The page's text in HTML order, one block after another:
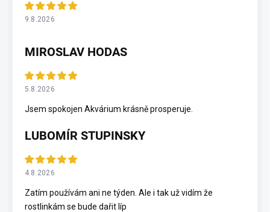
9.8.2026
MIROSLAV HODAS
5.8.2026
Jsem spokojen Akvárium krásně prosperuje.
LUBOMÍR STUPINSKY
4.8.2026
Zatím používám ani ne týden. Ale i tak už vidím že
rostlinkám se bude dařit líp